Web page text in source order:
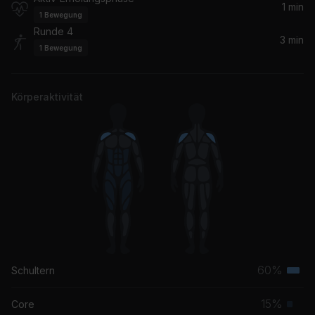
1 Bewegung
1 min
Runde 4
1 Bewegung
3 min
Körperaktivität
Schultern 60%
Core 15%